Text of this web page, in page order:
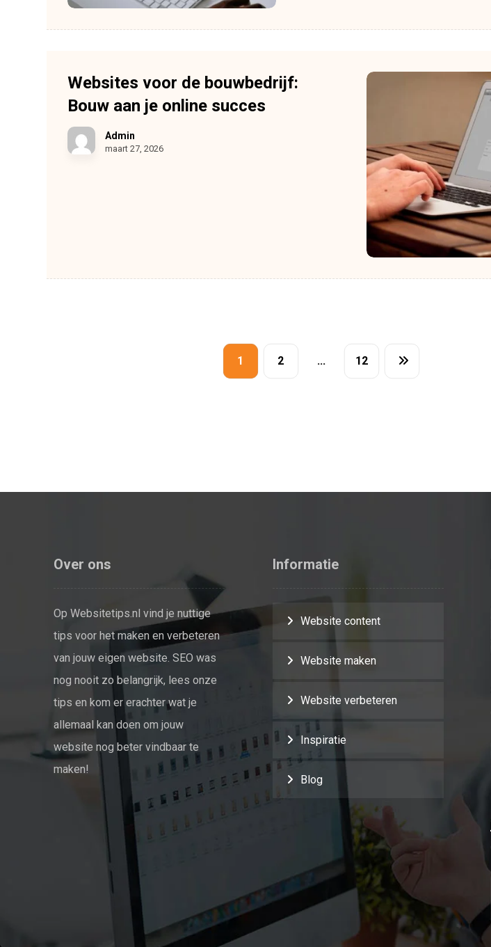
Websites voor de bouwbedrijf:
Bouw aan je online succes
Admin
maart 27, 2026
1 2 … 12
Over ons
Op Websitetips.nl vind je nuttige
tips voor het maken en verbeteren
van jouw eigen website. SEO was
nog nooit zo belangrijk, lees onze
tips en kom er erachter wat je
allemaal kan doen om jouw
website nog beter vindbaar te
maken!
Informatie
Website content
Website maken
Website verbeteren
Inspiratie
Blog